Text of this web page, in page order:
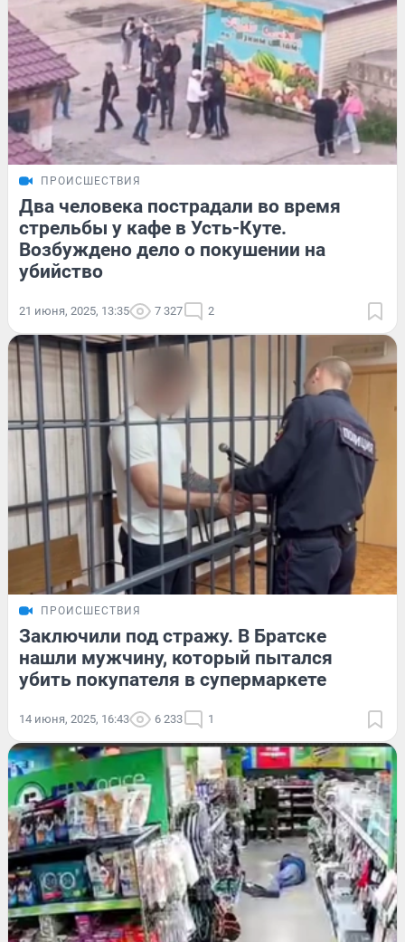
ПРОИСШЕСТВИЯ
Два человека пострадали во время
стрельбы у кафе в Усть-Куте.
Возбуждено дело о покушении на
убийство
21 июня, 2025, 13:35 7 327 2
ПРОИСШЕСТВИЯ
Заключили под стражу. В Братске
нашли мужчину, который пытался
убить покупателя в супермаркете
14 июня, 2025, 16:43 6 233 1